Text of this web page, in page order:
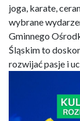
joga, karate,
wybrane
Gminnego
Śląskim to
rozwijać pasje i